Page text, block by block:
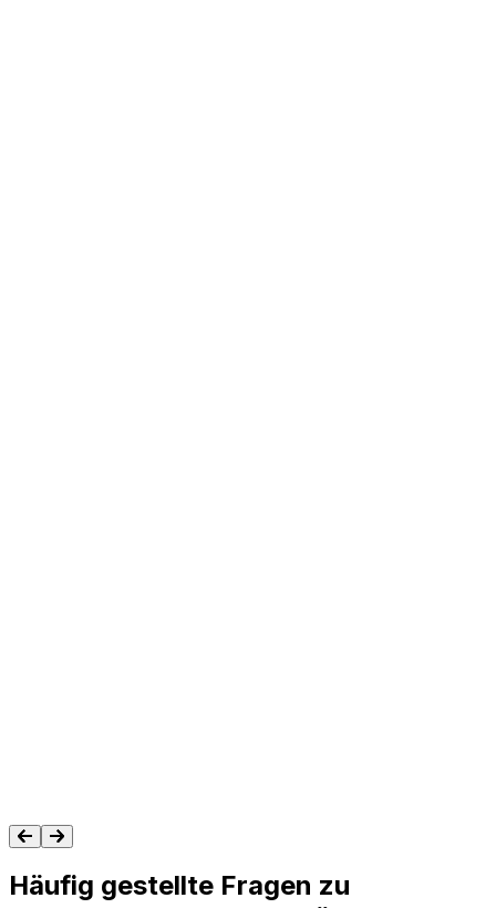
Häufig gestellte Fragen zu